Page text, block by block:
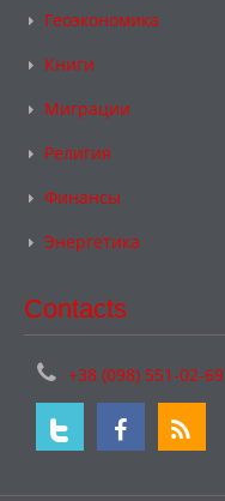
Геоэкономика
Книги
Миграции
Религия
Финансы
Энергетика
Contacts
+38 (098) 551-02-69